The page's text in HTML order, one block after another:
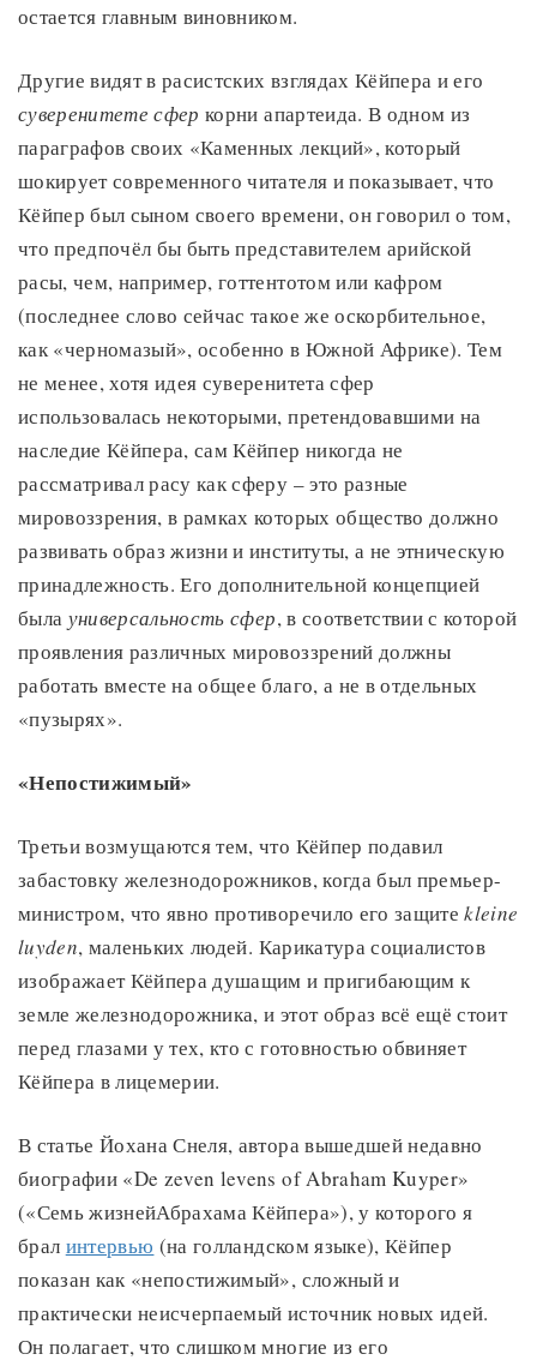
остается главным виновником.
Другие видят в расистских взглядах Кёйпера и его
суверенитете сфер корни апартеида. В одном из
параграфов своих «Каменных лекций», который
шокирует современного читателя и показывает, что
Кёйпер был сыном своего времени, он говорил о том,
что предпочёл бы быть представителем арийской
расы, чем, например, готтентотом или кафром
(последнее слово сейчас такое же оскорбительное,
как «черномазый», особенно в Южной Африке). Тем
не менее, хотя идея суверенитета сфер
использовалась некоторыми, претендовавшими на
наследие Кёйпера, сам Кёйпер никогда не
рассматривал расу как сферу – это разные
мировоззрения, в рамках которых общество должно
развивать образ жизни и институты, а не этническую
принадлежность. Его дополнительной концепцией
была универсальность сфер, в соответствии с которой
проявления различных мировоззрений должны
работать вместе на общее благо, а не в отдельных
«пузырях».
«Непостижимый»
Третьи возмущаются тем, что Кёйпер подавил
забастовку железнодорожников, когда был премьер-
министром, что явно противоречило его защитеkleine
luyden, маленьких людей. Карикатура социалистов
изображает Кёйпера душащим и пригибающим к
земле железнодорожника, и этот образ всё ещё стоит
перед глазами у тех, кто с готовностью обвиняет
Кёйпера в лицемерии.
В статье Йохана Снеля, автора вышедшей недавно
биографии «De zeven levens of Abraham Kuyper»
(«Семь жизнейАбрахама Кёйпера»), у которого я
брал интервью (на голландском языке), Кёйпер
показан как «непостижимый», сложный и
практически неисчерпаемый источник новых идей.
Он полагает, что слишком многие из его